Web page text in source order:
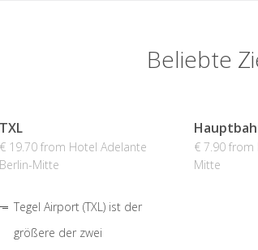
Beliebte
TXL
€ 19.70 from Hotel Adelante
Berlin-Mitte
Tegel Airport (TXL) ist der
größere der zwei
€ 7.90 from
Mitte